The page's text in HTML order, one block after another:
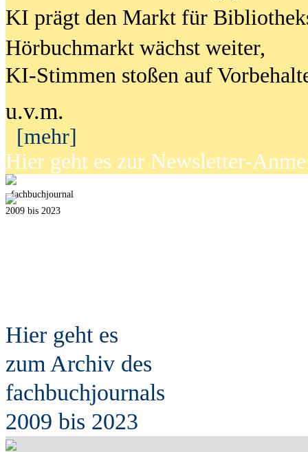
KI prägt den Markt für
Hörbuchmarkt wächst weiter,
KI-Stimmen stoßen auf
u.v.m.
[mehr]
Hier geht es zur Newsletter-
fachbuchjournal
2009 bis 2023
Hier geht es
zum Archiv des
fachbuchjournals
2009 bis 2023